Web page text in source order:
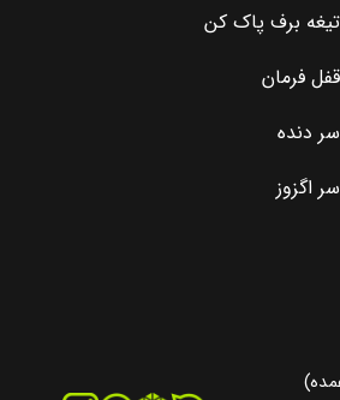
برف پاک کن
فرمان
دنده
اگزوز